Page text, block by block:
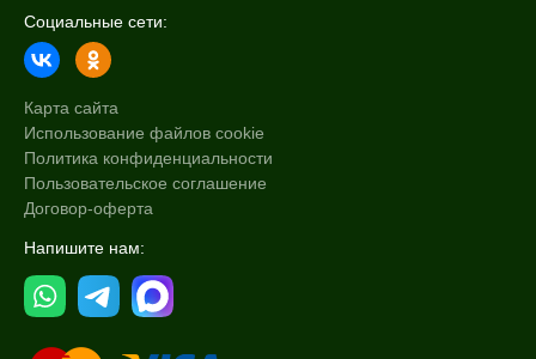
Социальные сети:
Карта сайта
Использование файлов cookie
Политика конфиденциальности
Пользовательское соглашение
Договор-оферта
Напишите нам: